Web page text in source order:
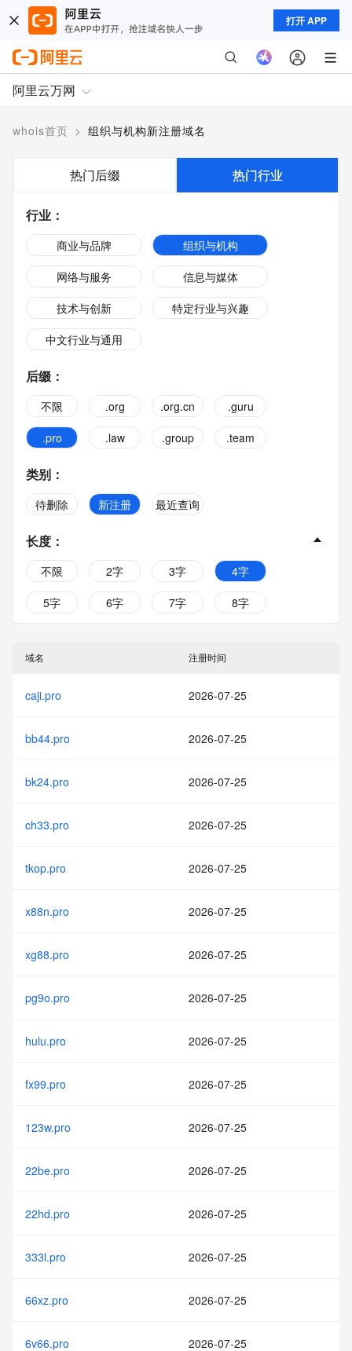
打开 APP
阿里云万网
whois首页 > 组织与机构新注册域名
热门后缀 热门行业
行业 ：
商业与品牌
组织与机构
网络与服务
信息与媒体
技术与创新
特定行业与兴趣
中文行业与通用
后缀 ：
不限 .org .org.cn
.guru
.pro
.law .group .team
类别 ：
待删除 新注册 最近查询
长度 ：
不限 2字 3字
4字
5字
6字 7字
8字
域名 注册时间
caji.pro 2026-07-25
bb44.pro 2026-07-25
bk24.pro 2026-07-25
ch33.pro 2026-07-25
tkop.pro 2026-07-25
x88n.pro 2026-07-25
xg88.pro 2026-07-25
pg9o.pro 2026-07-25
hulu.pro 2026-07-25
fx99.pro 2026-07-25
123w.pro 2026-07-25
22be.pro 2026-07-25
22hd.pro 2026-07-25
333l.pro 2026-07-25
66xz.pro 2026-07-25
6v66.pro 2026-07-25